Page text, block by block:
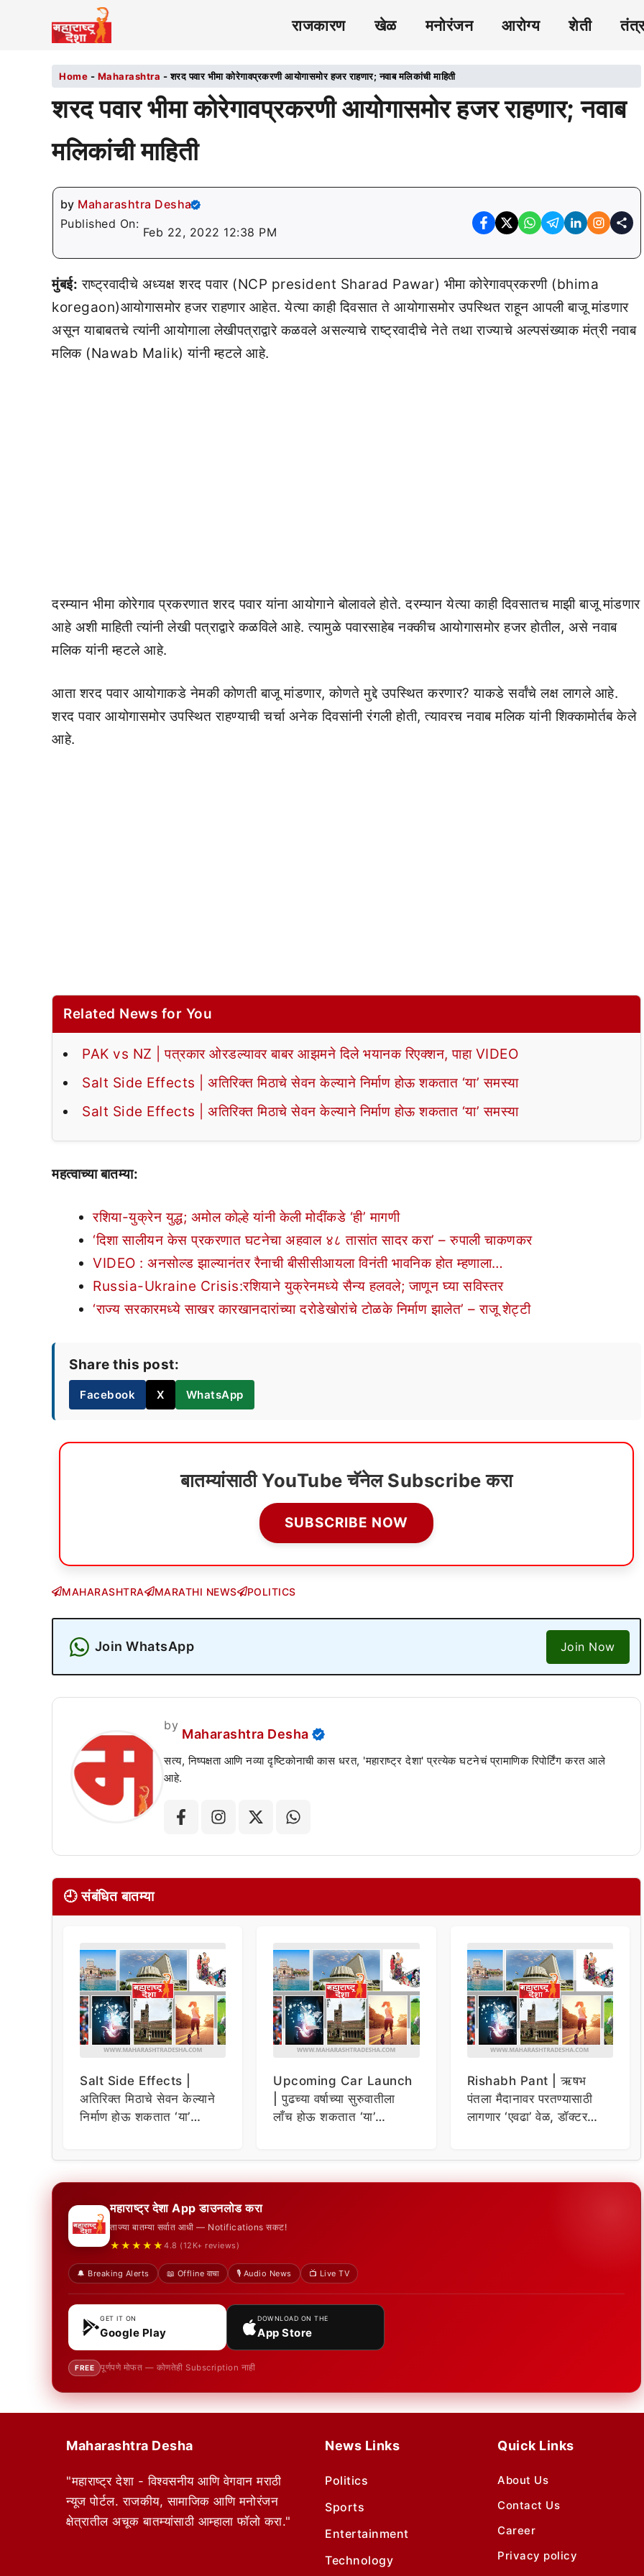
राजकारण खेळ मनोरंजन आरोग्य शेती
Home - Maharashtra -शरद पवार भीमा कोरेगावप्रकरणी आयोगासमोर हजर राहणार; नवाब मलिकांची माहिती
शरद पवार भीमा कोरेगावप्रकरणी आयोगासमोर हजर राहणार; नवाब
मलिकांची माहिती
by Maharashtra Desha
Published On:
Feb 22, 2022 12:38 PM
मुंबई: राष्ट्रवादीचे अध्यक्ष शरद पवार (NCP president Sharad Pawar) भीमा कोरेगावप्रकरणी (bhima
koregaon)आयोगासमोर हजर राहणार आहेत. येत्या काही दिवसात ते आयोगासमोर उपस्थित राहून आपली बाजू मांडणार
असून याबाबतचे त्यांनी आयोगाला लेखीपत्राद्वारे कळवले असल्याचे राष्ट्रवादीचे नेते तथा राज्याचे अल्पसंख्याक मंत्री नवाब
मलिक (Nawab Malik) यांनी म्हटले आहे.
दरम्यान भीमा कोरेगाव प्रकरणात शरद पवार यांना आयोगाने बोलावले होते. दरम्यान येत्या काही दिवसातच माझी बाजू मांडणार
आहे अशी माहिती त्यांनी लेखी पत्राद्वारे कळविले आहे. त्यामुळे पवारसाहेब नक्कीच आयोगासमोर हजर होतील, असे नवाब
मलिक यांनी म्हटले आहे.
आता शरद पवार आयोगाकडे नेमकी कोणती बाजू मांडणार, कोणते मुद्दे उपस्थित करणार? याकडे सर्वांचे लक्ष लागले आहे.
शरद पवार आयोगासमोर उपस्थित राहण्याची चर्चा अनेक दिवसांनी रंगली होती, त्यावरच नवाब मलिक यांनी शिक्कामोर्तब केले
आहे.
Related News for You
PAK vs NZ | पत्रकार ओरडल्यावर बाबर आझमने दिले भयानक रिएक्शन, पाहा VIDEO
Salt Side Effects | अतिरिक्त मिठाचे सेवन केल्याने निर्माण होऊ शकतात ‘या’ समस्या
Salt Side Effects | अतिरिक्त मिठाचे सेवन केल्याने निर्माण होऊ शकतात ‘या’ समस्या
महत्वाच्या बातम्या:
रशिया-युक्रेन युद्ध; अमोल कोल्हे यांनी केली मोदींकडे ‘ही’ मागणी
‘दिशा सालीयन केस प्रकरणात घटनेचा अहवाल ४८ तासांत सादर करा’ – रुपाली चाकणकर
VIDEO : अनसोल्ड झाल्यानंतर रैनाची बीसीसीआयला विनंती भावनिक होत म्हणाला…
Russia-Ukraine Crisis:रशियाने युक्रेनमध्ये सैन्य हलवले; जाणून घ्या सविस्तर
‘राज्य सरकारमध्ये साखर कारखानदारांच्या दरोडेखोरांचे टोळके निर्माण झालेत’ – राजू शेट्टी
Share this post:
Facebook X WhatsApp
बातम्यांसाठी YouTube चॅनेल Subscribe करा
SUBSCRIBE NOW
MAHARASHTRA MARATHI NEWS POLITICS
Join WhatsApp Join Now
by
Maharashtra Desha
सत्य, निष्पक्षता आणि नव्या दृष्टिकोनाची कास धरत, 'महाराष्ट्र देशा' प्रत्येक घटनेचं प्रामाणिक रिपोर्टिंग करत आले
आहे.
🕘 संबंधित बातम्या
Salt Side Effects |
अतिरिक्त मिठाचे सेवन केल्याने
निर्माण होऊ शकतात ‘या’
Upcoming Car Launch
| पुढच्या वर्षाच्या सुरुवातीला
लाँच होऊ शकतात ‘या’
Rishabh Pant | ऋषभ
पंतला मैदानावर परतण्यासाठी
लागणार ‘एवढा’ वेळ, डॉक्टर
महाराष्ट्र देशा App डाउनलोड करा
ताज्या बातम्या सर्वात आधी — Notifications सकट!
★★★★★ 4.8 (12K+ reviews)
🔔 Breaking Alerts 📖 Offline वाचा 🎙️ Audio News 📺 Live TV
GET IT ON
Google Play
DOWNLOAD ON THE
App Store
FREE पूर्णपणे मोफत — कोणतेही Subscription नाही
Maharashtra Desha
"महाराष्ट्र देशा - विश्वसनीय आणि वेगवान मराठी
न्यूज पोर्टल. राजकीय, सामाजिक आणि मनोरंजन
क्षेत्रातील अचूक बातम्यांसाठी आम्हाला फॉलो करा."
News Links
Politics
Sports
Entertainment
Technology
Quick Links
About Us
Contact Us
Career
Privacy policy